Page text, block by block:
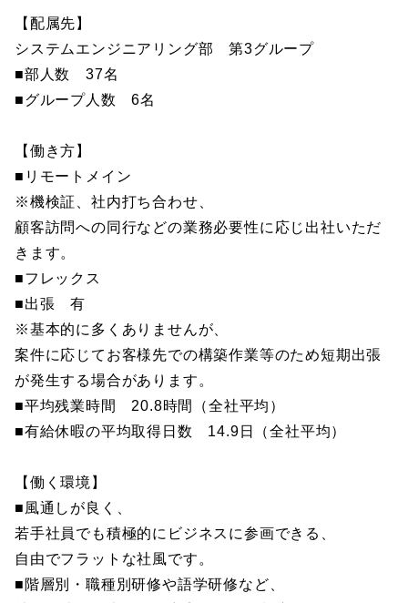
【配属先】
システムエンジニアリング部 第3グループ
■部人数 37名
■グループ人数 6名
【働き方】
■リモートメイン
※機検証、社内打ち合わせ、
顧客訪問への同行などの業務必要性に応じ出社いただ
きます。
■フレックス
■出張 有
※基本的に多くありませんが、
案件に応じてお客様先での構築作業等のため短期出張
が発生する場合があります。
■平均残業時間 20.8時間（全社平均）
■有給休暇の平均取得日数 14.9日（全社平均）
【働く環境】
■風通しが良く、
若手社員でも積極的にビジネスに参画できる、
自由でフラットな社風です。
■階層別・職種別研修や語学研修など、